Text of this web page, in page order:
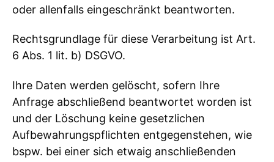
oder allenfalls eingeschränkt beantworten.
Rechtsgrundlage für diese Verarbeitung ist Art.
6 Abs. 1 lit. b) DSGVO.
Ihre Daten werden gelöscht, sofern Ihre
Anfrage abschließend beantwortet worden ist
und der Löschung keine gesetzlichen
Aufbewahrungspflichten entgegenstehen, wie
bspw. bei einer sich etwaig anschließenden